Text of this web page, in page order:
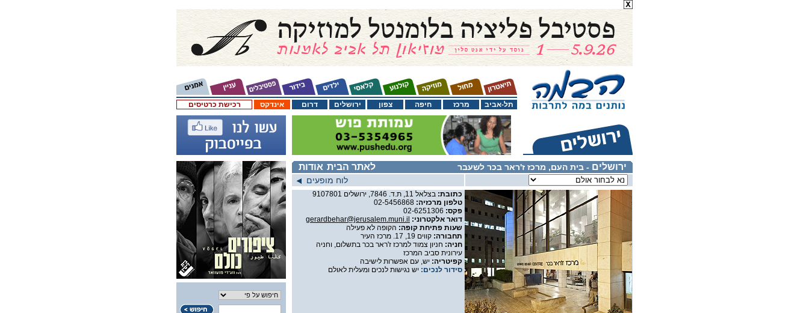
רכישת כרטיסים אינדקס דרום ירושלים צפון חיפה מרכז תל-אביב
אודות לאתר הבית ירושלים - בית העם, מרכז ז'ראר בכר לשעבר
לוח מופעים
כתובת: בצלאל 11, ת.ד. 7846, ירושלים 9107801
טלפון מרכזיה: 02-5456868
פקס: 02-6251306
דואר אלקטרוני: gerardbehar@jerusalem.muni.il
שעות פתיחת קופה: הקופה לא פעילה
תחבורה: קווים 19, 17. מרכז העיר
חניה: חניון צמוד למרכז ז'ראר בכר בתשלום, וחניה
עירונית סביב המרכז
קפיטריה: יש, עם אפשרות לישיבה
סידור לנכים: יש נגישות לנכים ומעלית לאולם